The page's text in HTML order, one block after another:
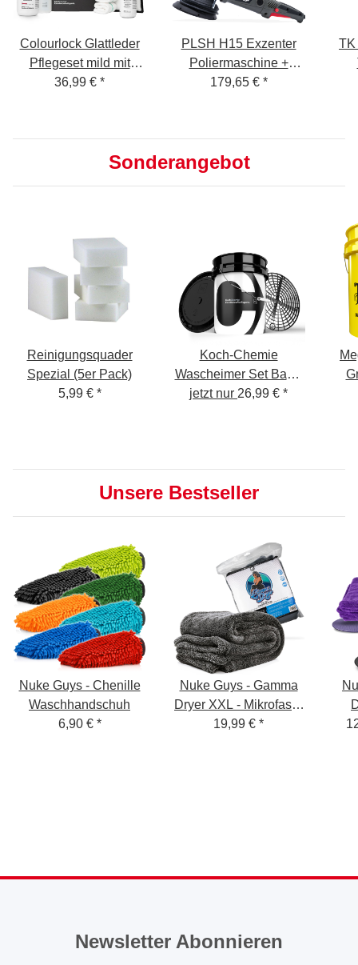
Colourlock Glattleder
Pflegeset mild mit
Protector
36,99 € *
PLSH H15 Exzenter
Poliermaschine +
Garage Freaks
179,65 € *
TK
Sonderangebot
Reinigungsquader
Spezial (5er Pack)
5,99 € *
Koch-Chemie
Wascheimer Set Basic
5 GAL
jetzt nur 26,99 € *
Unsere Bestseller
Nuke Guys - Chenille
Waschhandschuh
6,90 € *
Nuke Guys - Gamma
Dryer XXL - Mikrofaser
Trockentuch - 1400
19,99 € *
Newsletter Abonnieren